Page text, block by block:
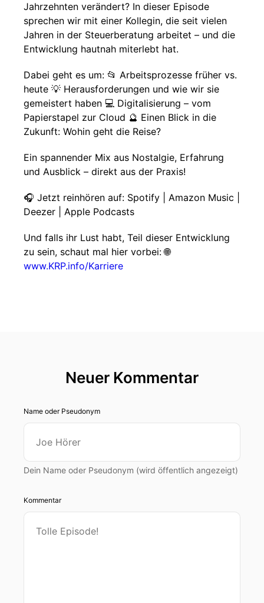
Jahrzehnten verändert? In dieser Episode
sprechen wir mit einer Kollegin, die seit vielen
Jahren in der Steuerberatung arbeitet – und die
Entwicklung hautnah miterlebt hat.
Dabei geht es um: 📂 Arbeitsprozesse früher vs.
heute 💡 Herausforderungen und wie wir sie
gemeistert haben 💻 Digitalisierung – vom
Papierstapel zur Cloud 🔮 Einen Blick in die
Zukunft: Wohin geht die Reise?
Ein spannender Mix aus Nostalgie, Erfahrung
und Ausblick – direkt aus der Praxis!
🎧 Jetzt reinhören auf: Spotify | Amazon Music |
Deezer | Apple Podcasts
Und falls ihr Lust habt, Teil dieser Entwicklung
zu sein, schaut mal hier vorbei: 🌐
www.KRP.info/Karriere
Neuer Kommentar
Name oder Pseudonym
Dein Name oder Pseudonym (wird öffentlich angezeigt)
Kommentar